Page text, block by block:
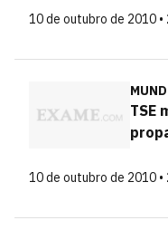
10 de outubro de 2010
TSE
10 de outubro de 2010 •